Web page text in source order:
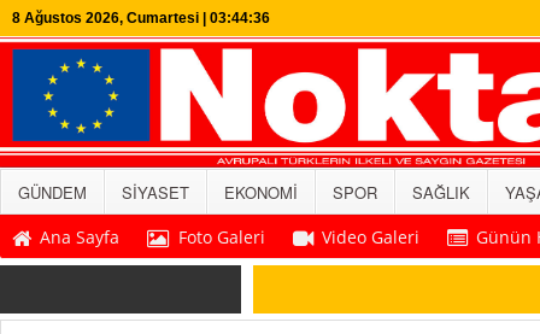
8 Ağustos 2026, Cumartesi | 03:44:36
GÜNDEM SİYASET EKONOMİ SPOR SAĞLIK
Ana Sayfa
Foto Galeri Video Galeri Günün